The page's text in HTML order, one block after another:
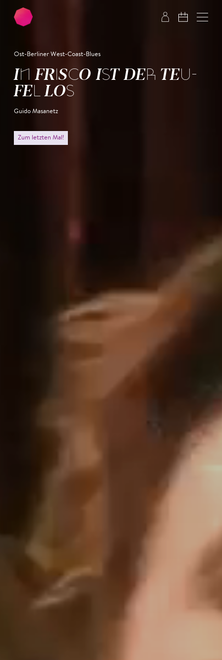
Zum Hauptinhalt springen Zum Footer springen
Ost-Berliner West-Coast-Blues
IN FRIS­CO IST DER TEU­
FEL LOS
Guido Masanetz
Zum letzten Mal!